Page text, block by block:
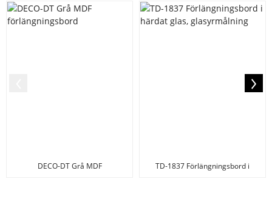
DECO-DT Grå MDF
TD-1837 Förlängningsbord i